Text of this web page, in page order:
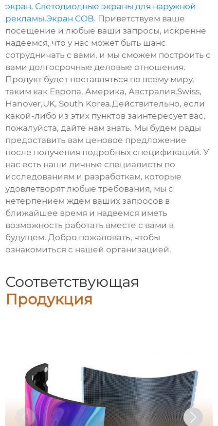
экран, Светодиодные экраны для наружной
рекламы,Экран COB. Приветствуем ваше
посещение и любые ваши запросы, искренне
надеемся, что у нас может быть шанс
сотрудничать с вами, и мы сможем построить с
вами долгосрочные деловые отношения.
Продукт будет поставляться по всему миру,
таким как Европа, Америка, Австралия,Swiss,
Hanover,UK, South Korea.Действительно, если
какой-либо из этих пунктов заинтересует вас,
пожалуйста, дайте нам знать. Мы будем рады
предоставить вам ценовое предложение
после получения подробных спецификаций. У
нас есть наши личные специалисты по
исследованиям и разработкам, которые
удовлетворят любые требования, мы с
нетерпением ждем ваших запросов в
ближайшее время и надеемся иметь
возможность работать вместе с вами в
будущем. Добро пожаловать, чтобы
ознакомиться с нашей организацией.
Соответствующая
Продукция